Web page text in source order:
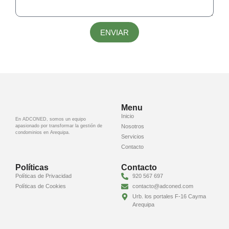
ENVIAR
En ADCONED, somos un equipo
apasionado por transformar la gestión de
condominios en Arequipa.
Menu
Inicio
Nosotros
Servicios
Contacto
Políticas
Políticas de Privacidad
Políticas de Cookies
Contacto
920 567 697
contacto@adconed.com
Urb. los portales F-16 Cayma
Arequipa